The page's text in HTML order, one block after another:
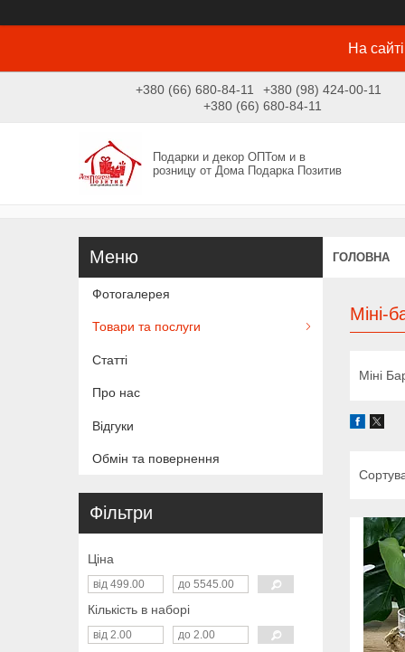
На
+380 (66) 680-84-11
+380 (98) 424-00-11
+380 (66) 680-84-11
Подарки и декор ОПТом и в
розницу от Дома Подарка Позитив
ГОЛОВНА
Міні-
Міні
Фотогалерея
Товари та послуги
Статті
Про нас
Відгуки
Обмін та повернення
Фільтри
Ціна
Кількість в наборі